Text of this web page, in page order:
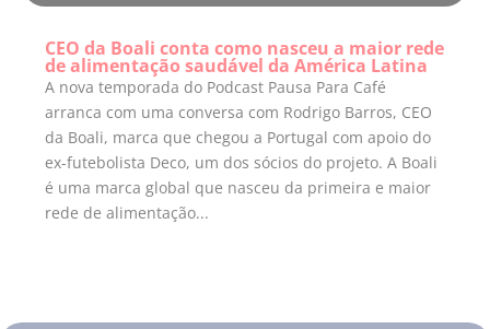
CEO da Boali conta como nasceu a maior rede
de alimentação saudável da América Latina
A nova temporada do Podcast Pausa Para Café
arranca com uma conversa com Rodrigo Barros, CEO
da Boali, marca que chegou a Portugal com apoio do
ex-futebolista Deco, um dos sócios do projeto. A Boali
é uma marca global que nasceu da primeira e maior
rede de alimentação...